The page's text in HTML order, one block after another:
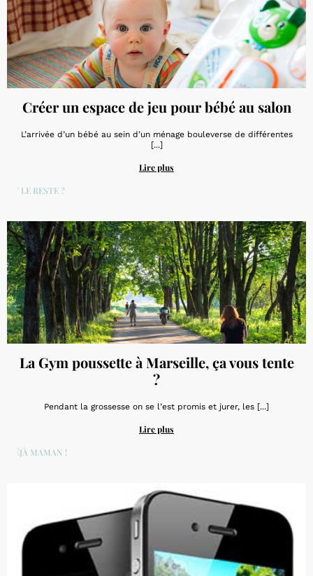
Créer un espace de jeu pour bébé au salon
L’arrivée d’un bébé au sein d’un ménage bouleverse de différentes
[...]
Lire plus
ET LE RESTE ?
La Gym poussette à Marseille, ça vous tente
?
Pendant la grossesse on se l’est promis et jurer, les [...]
Lire plus
DÉJÀ MAMAN !